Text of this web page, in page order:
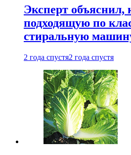
Эксперт объяснил,
подходящую по
стиральную
2 года спустя2 года спустя